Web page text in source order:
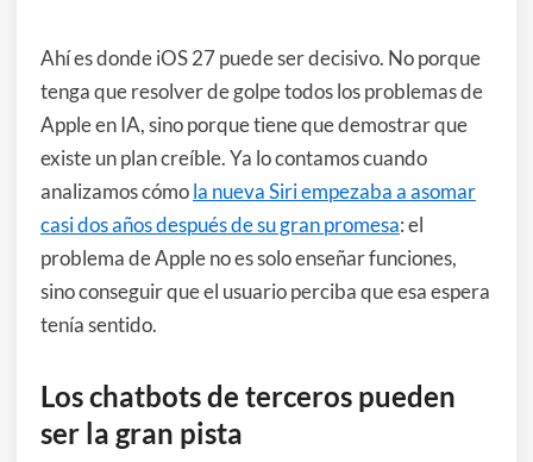
Ahí es donde iOS 27 puede ser decisivo. No porque
tenga que resolver de golpe todos los problemas de
Apple en IA, sino porque tiene que demostrar que
existe un plan creíble. Ya lo contamos cuando
analizamos cómola nueva Siri empezaba a asomar
casi dos años después de su gran promesa: el
problema de Apple no es solo enseñar funciones,
sino conseguir que el usuario perciba que esa espera
tenía sentido.
Los chatbots de terceros pueden
ser la gran pista